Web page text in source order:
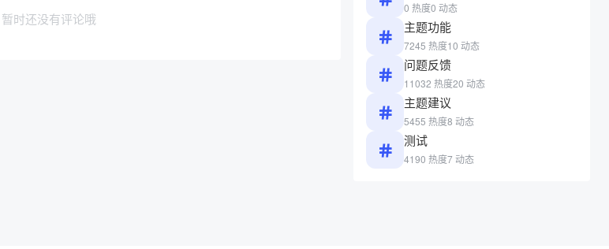
暂时还没有评论哦
0 热度0 动态
主题功能
7245 热度10 动态
问题反馈
11032 热度20 动态
主题建议
5455 热度8 动态
测试
4190 热度7 动态